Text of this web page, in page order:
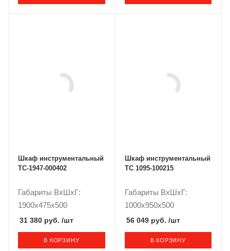
Шкаф инструментальный
TC-1947-000402
Габариты ВxШxГ:
1900x475x500
31 380 руб. /шт
В КОРЗИНУ
Шкаф инструментальный
ТС 1095-100215
Габариты ВxШxГ:
1000x950x500
56 049 руб. /шт
В КОРЗИНУ